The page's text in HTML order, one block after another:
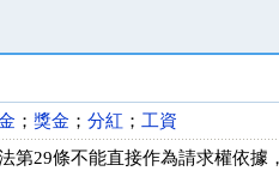
； 獎金 ； 分紅 ； 工資
第29條不能直接作為請求權依